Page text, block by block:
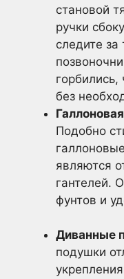
становой
ручки
следите
без
Подобно
являются
гантелей.
фунтов и
Диванные
подушки